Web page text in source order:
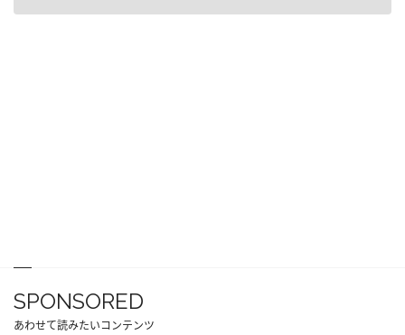
SPONSORED
あわせて読みたいコンテンツ